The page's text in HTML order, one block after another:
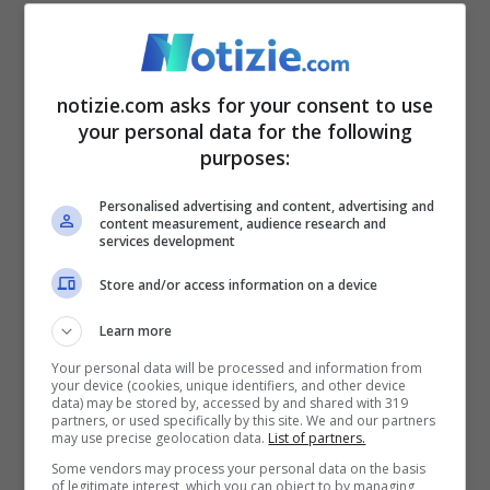
Alessandro Blasetti, Mario Monicelli, Steno
e Mario Soldati.
Lutto nel cinema, morta
Gina Lollobrigida
notizie.com asks for your consent to use
your personal data for the following
purposes:
Personalised advertising and content, advertising and
content measurement, audience research and
services development
Store and/or access information on a device
Learn more
Your personal data will be processed and information from
your device (cookies, unique identifiers, and other device
data) may be stored by, accessed by and shared with 319
partners, or used specifically by this site. We and our partners
may use precise geolocation data. List of partners.
Some vendors may process your personal data on the basis
of legitimate interest, which you can object to by managing